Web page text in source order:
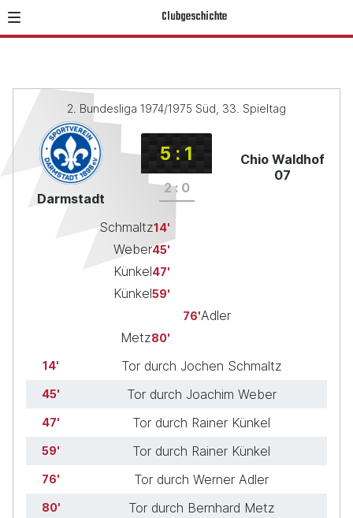
Clubgeschichte
2. Bundesliga 1974/1975 Süd, 33. Spieltag
Darmstadt
5 : 1
2 : 0
Chio Waldhof
07
Schmaltz14
Weber45
Künkel47
Künkel59
Adler
76
Metz80
14 Tor durch Jochen Schmaltz
45 Tor durch Joachim Weber
47 Tor durch Rainer Künkel
59 Tor durch Rainer Künkel
76 Tor durch Werner Adler
80 Tor durch Bernhard Metz